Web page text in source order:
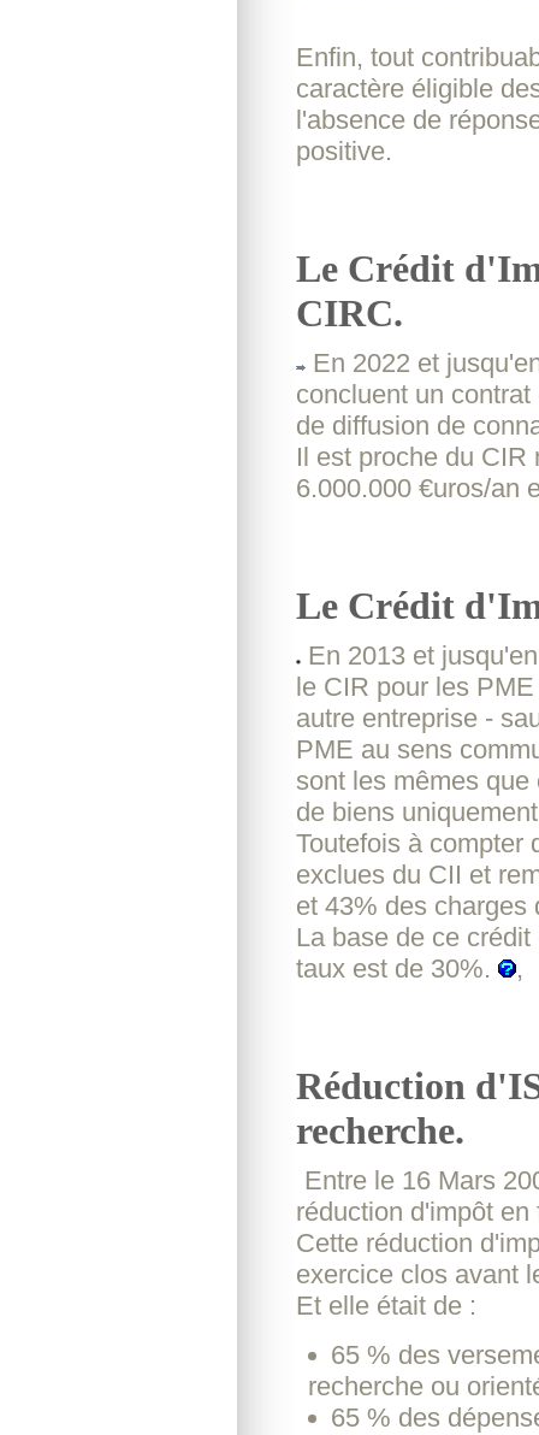
Enfin, tout
caractère éligible
l'absence de
positive.
Le Crédit
CIRC.
En 2022 et
concluent un
de diffusion de
Il est proche du CIR
6.000.000 €uros/an
Le Crédit
En 2013 et
le CIR pour les
autre entreprise -
PME au sens
sont les mêmes
de biens
Toutefois à compter
exclues du CII et
et 43% des charges
La base de ce
taux est de 30%.
,
Réduction
recherche.
Entre le 16 Mars
réduction d'impôt
Cette réduction
exercice clos avant
Et elle était de :
65 % des
recherche ou
65 % des